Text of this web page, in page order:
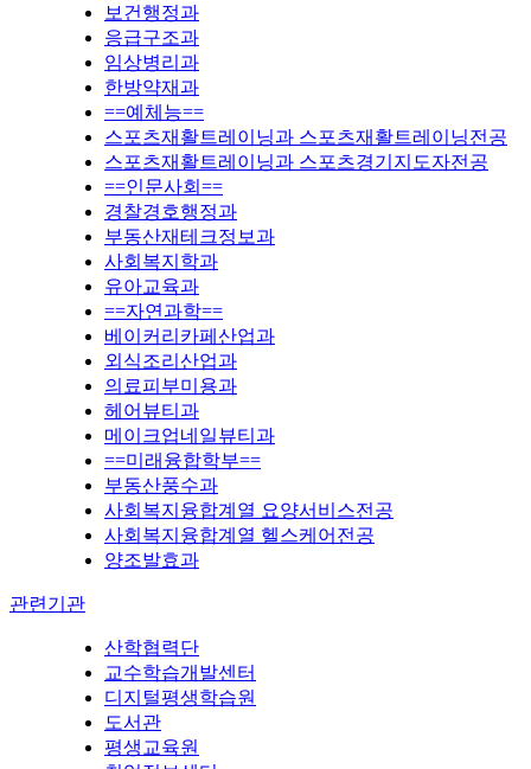
보건행정과
응급구조과
임상병리과
한방약재과
==예체능==
스포츠재활트레이닝과 스포츠재활트레이닝전공
스포츠재활트레이닝과 스포츠경기지도자전공
==인문사회==
경찰경호행정과
부동산재테크정보과
사회복지학과
유아교육과
==자연과학==
베이커리카페산업과
외식조리산업과
의료피부미용과
헤어뷰티과
메이크업네일뷰티과
==미래융합학부==
부동산풍수과
사회복지융합계열 요양서비스전공
사회복지융합계열 헬스케어전공
양조발효과
관련기관
산학협력단
교수학습개발센터
디지털평생학습원
도서관
평생교육원